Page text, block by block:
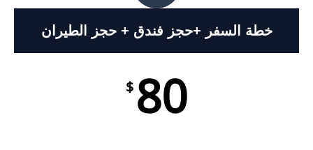
خطة السفر +حجز فندق + حجز الطيران
80
$